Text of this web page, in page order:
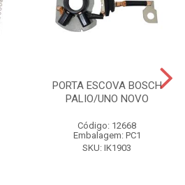
PORTA ESCOVA BOSCH
PALIO/UNO NOVO
Código: 12668
Embalagem: PC1
SKU: IK1903